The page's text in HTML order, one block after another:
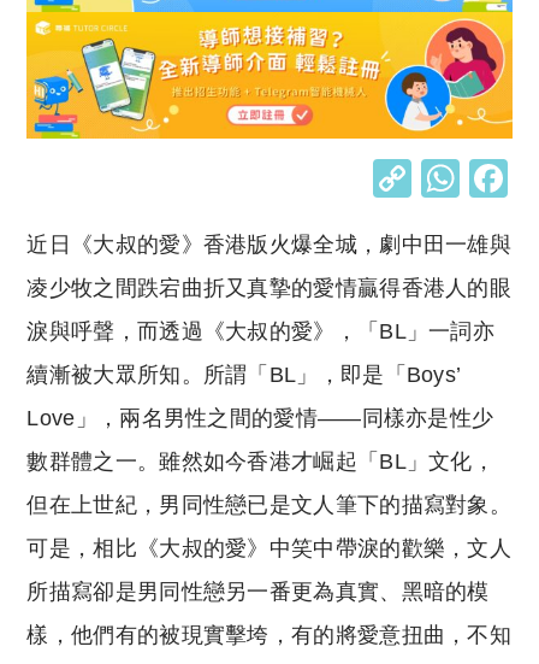
C
p
y
Li
n
k
W
at
s
A
p
近日《大叔的愛》香港版火爆全城，劇中田一雄與
凌少牧之間跌宕曲折又真摯的愛情贏得香港人的眼
淚與呼聲，而透過《大叔的愛》，「BL」一詞亦
續漸被大眾所知。所謂「BL」，即是「Boys’
Love」，兩名男性之間的愛情——同樣亦是性少
數群體之一。雖然如今香港才崛起「BL」文化，
但在上世紀，男同性戀已是文人筆下的描寫對象。
可是，相比《大叔的愛》中笑中帶淚的歡樂，文人
所描寫卻是男同性戀另一番更為真實、黑暗的模
樣，他們有的被現實擊垮，有的將愛意扭曲，不知